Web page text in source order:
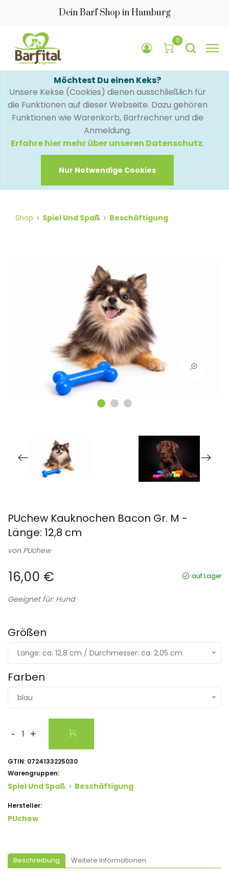
Dein Barf Shop in Hamburg
0
Möchtest Du einen Keks?
Unsere Kekse (Cookies) dienen ausschließlich für
die Funktionen auf dieser Webseite. Dazu gehören
Funktionen wie Warenkorb, Barfrechner und die
Anmeldung.
Erfahre hier mehr über unseren Datenschutz.
Nur Notwendige Cookies
Shop Spiel Und Spaß Beschäftigung
PUchew Kauknochen Bacon Gr. M -
Länge: 12,8 cm
von PUchew
16,00 € auf Lager
Geeignet für: Hund
Größen
Länge: ca. 12,8 cm / Durchmesser: ca. 2,05 cm
Farben
blau
- +
GTIN: 0724133225030
Warengruppen:
Spiel Und Spaß Beschäftigung
Hersteller:
PUchew
Beschreibung Weitere Informationen